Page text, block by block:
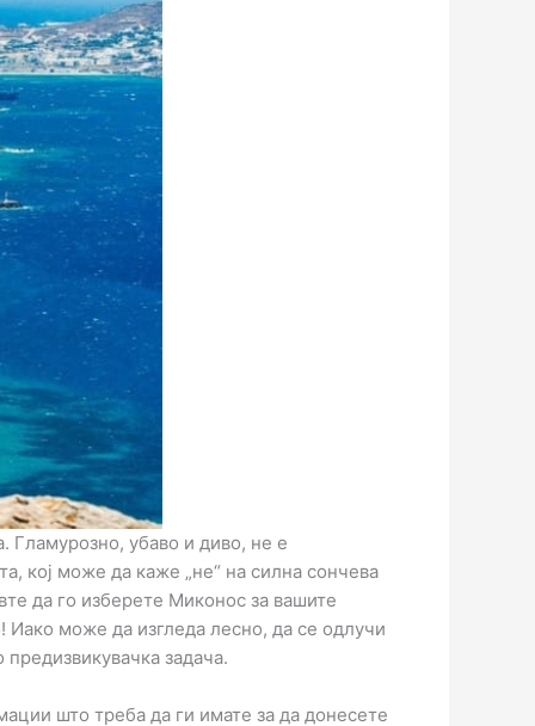
Гламурозно, убаво и диво, не е
кој може да каже „не“ на силна сончева
да го изберете Миконос за вашите
може да изгледа лесно, да се одлучи
задача.
што треба да ги имате за да донесете